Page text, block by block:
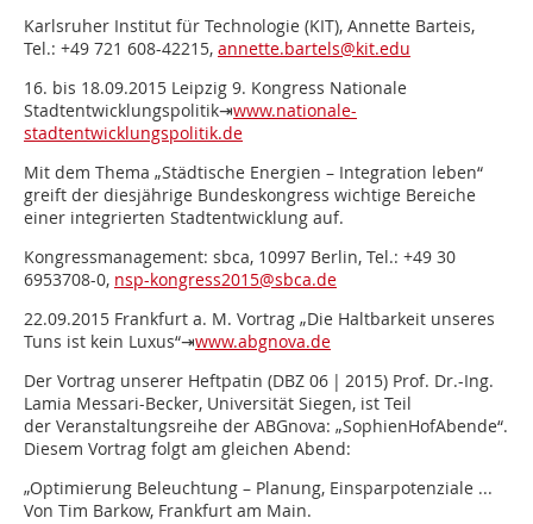
Karlsruher Institut für Technologie (KIT), Annette Barteis,
Tel.: +49 721 608-42215, annette.bartels@kit.edu
16. bis 18.09.2015 Leipzig 9. Kongress Nationale
Stadtentwicklungspolitik⇥www.nationale-
stadtentwicklungspolitik.de
Mit dem Thema „Städtische Energien – Integration leben“
greift der diesjährige Bundeskongress wichtige Bereiche
einer integrierten Stadtentwicklung auf.
Kongressmanagement: sbca, 10997 Berlin, Tel.: +49 30
6953708-0, nsp-kongress2015@sbca.de
22.09.2015 Frankfurt a. M. Vortrag „Die Haltbarkeit unseres
Tuns ist kein Luxus“⇥www.abgnova.de
Der Vortrag unserer Heftpatin (DBZ 06 | 2015) Prof. Dr.-Ing.
Lamia Messari-Becker, Universität Siegen, ist Teil
der Veranstaltungsreihe der ABGnova: „SophienHofAbende“.
Diesem Vortrag folgt am gleichen Abend:
„Optimierung Beleuchtung – Planung, Einsparpotenziale ...
Von Tim Barkow, Frankfurt am Main.